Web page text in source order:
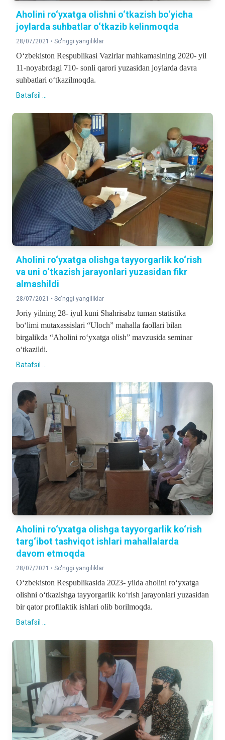
Aholini ro‘yxatga olishni o‘tkazish bo‘yicha
joylarda suhbatlar o‘tkazib kelinmoqda
28/07/2021 • So'nggi yangiliklar
O‘zbekiston Respublikasi Vazirlar mahkamasining 2020- yil
11-noyabrdagi 710- sonli qarori yuzasidan joylarda davra
suhbatlari o‘tkazilmoqda.
Batafsil ...
Aholini ro‘yxatga olishga tayyorgarlik ko‘rish
va uni o‘tkazish jarayonlari yuzasidan fikr
almashildi
28/07/2021 • So'nggi yangiliklar
Joriy yilning 28- iyul kuni Shahrisabz tuman statistika
bo‘limi mutaxassislari “Uloch” mahalla faollari bilan
birgalikda “Aholini ro‘yxatga olish” mavzusida seminar
o‘tkazildi.
Batafsil ...
Aholini ro‘yxatga olishga tayyorgarlik ko‘rish
targ‘ibot tashviqot ishlari mahallalarda
davom etmoqda
28/07/2021 • So'nggi yangiliklar
O‘zbekiston Respublikasida 2023- yilda aholini ro‘yxatga
olishni o‘tkazishga tayyorgarlik ko‘rish jarayonlari yuzasidan
bir qator profilaktik ishlari olib borilmoqda.
Batafsil ...